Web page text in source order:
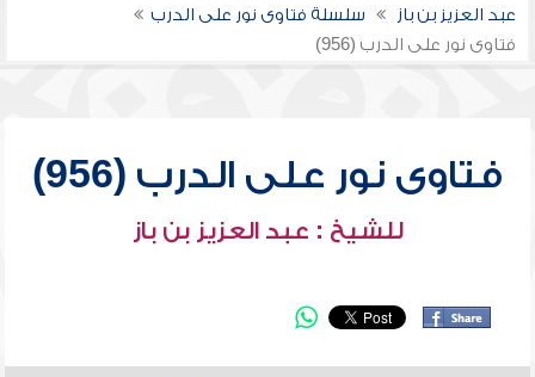
عبد العزيز بن باز
سلسلة فتاوى نور على الدرب
فتاوى نور على الدرب (956)
فتاوى نور على الدرب (956)
للشيخ : عبد العزيز بن باز